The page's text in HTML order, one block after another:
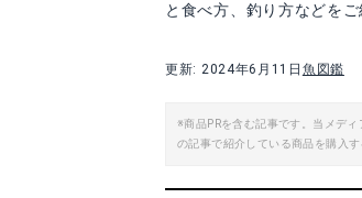
と食べ方、釣り方などをご
更新: 2024年6月11日 魚図鑑
※商品PRを含む記事です。当メデ
の記事で紹介している商品を購入